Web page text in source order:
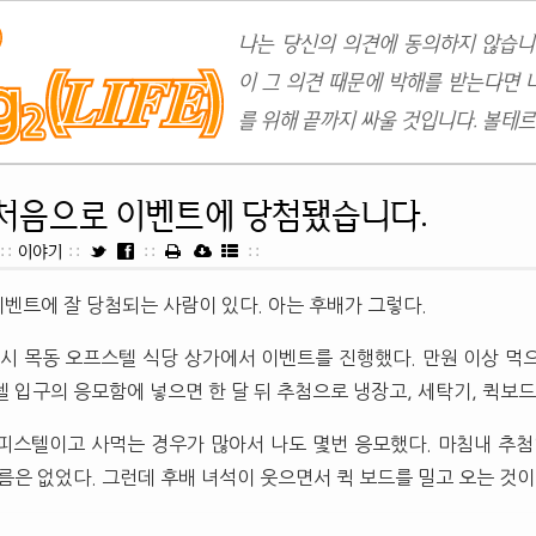
나는 당신의 의견에 동의하지 않습
이 그 의견 때문에 박해를 받는다면
를 위해 끝까지 싸울 것입니다. 볼테
음으로 이벤트에 당첨됐습니다.
이야기 :: :: ::
트에 잘 당첨되는 사람이 있다. 아는 후배가 그렇다.
목동 오프스텔 식당 상가에서 이벤트를 진행했다. 만원 이상 먹
입구의 응모함에 넣으면 한 달 뒤 추첨으로 냉장고, 세탁기, 퀵보
스텔이고 사먹는 경우가 많아서 나도 몇번 응모했다. 마침내 추
은 없었다. 그런데 후배 녀석이 웃으면서 퀵 보드를 밀고 오는 것